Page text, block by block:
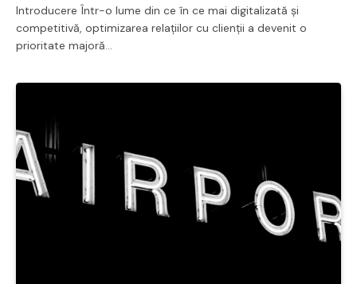
Introducere Într-o lume din ce în ce mai digitalizată și
competitivă, optimizarea relațiilor cu clienții a devenit o
prioritate majoră…